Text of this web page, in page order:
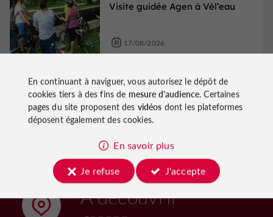
Visite guidée Agen à Vél’eau
17/08/2026
Voir tous les événements
À découvrir
En continuant à naviguer, vous autorisez le dépôt de
cookies tiers à des fins de mesure d'audience. Certaines
pages du site proposent des vidéos dont les plateformes
déposent également des cookies.
En savoir plus
Je refuse
J'accepte